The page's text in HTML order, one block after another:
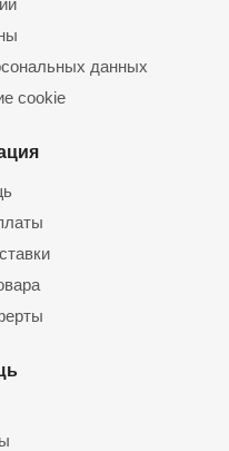
данных
cookie